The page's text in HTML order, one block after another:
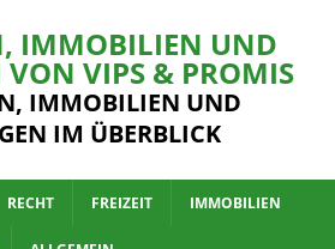
IMMOBILIEN UND
VON VIPS & PROMIS
IMMOBILIEN UND
IM ÜBERBLICK
RECHT FREIZEIT IMMOBILIEN